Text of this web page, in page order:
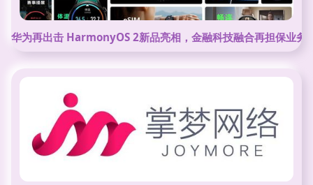
华为再出击 HarmonyOS 2新品亮相，金融科技融合再担保业务